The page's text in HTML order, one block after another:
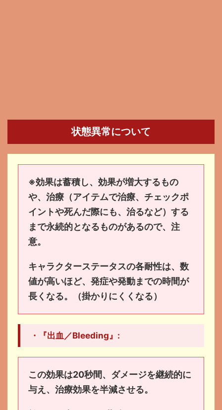
状態異常について
※効果は蓄積し、効果が増大するもの
や、治療（アイテムで治療、チェックポ
イントや死んだ際にも、治るなど）する
まで永続的となるものがあるので、注
意。
キャラクターステータスの各耐性は、数
値が高いほど、発症や発動までの時間が
長くなる。（掛かりにくくなる）
・『出血／Bleeding』:
この効果は20秒間、ダメージを継続的に
与え、治療効果を半減させる。